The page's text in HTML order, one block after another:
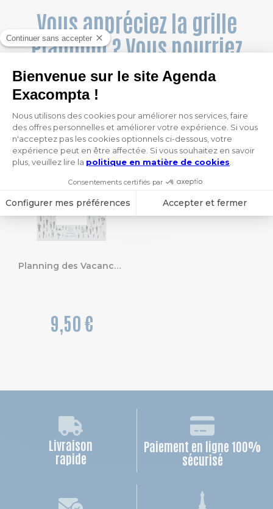
Vous appréciez la grille
Planning ? Vous pourriez
aussi aimer :
Planning des Vacances et Absences 20 x 29,7 cm Décembre 2026 à Décembre 2027
9,50 €
Livraison
rapide
Paiement en ligne 100%
sécurisé